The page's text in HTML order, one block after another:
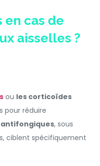
cas de
aisselles ?
ou les corticoïdes
pour réduire
antifongiques, sous
ciblent spécifiquement